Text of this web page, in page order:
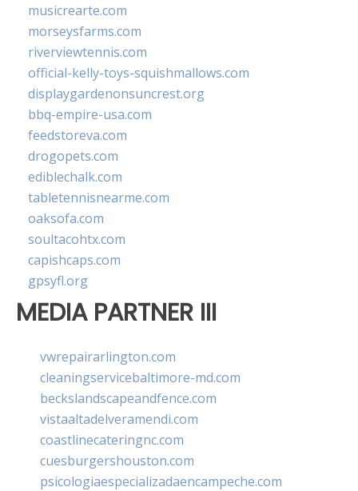
musicrearte.com
morseysfarms.com
riverviewtennis.com
official-kelly-toys-squishmallows.com
displaygardenonsuncrest.org
bbq-empire-usa.com
feedstoreva.com
drogopets.com
ediblechalk.com
tabletennisnearme.com
oaksofa.com
soultacohtx.com
capishcaps.com
gpsyfl.org
MEDIA PARTNER III
vwrepairarlington.com
cleaningservicebaltimore-md.com
beckslandscapeandfence.com
vistaaltadelveramendi.com
coastlinecateringnc.com
cuesburgershouston.com
psicologiaespecializadaencampeche.com